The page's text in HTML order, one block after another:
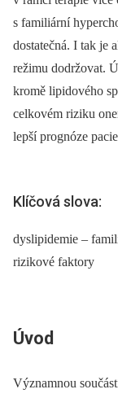
s familiární
dostatečná. I tak je
režimu dodržovat.
kromě lipidového
celkovém riziku
lepší prognóze
Klíčová slova:
dyslipidemie –
rizikové faktory
Úvod
Významnou